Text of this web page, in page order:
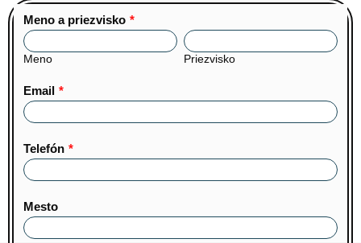
Meno a priezvisko *
Meno Priezvisko
Email *
Telefón *
Mesto